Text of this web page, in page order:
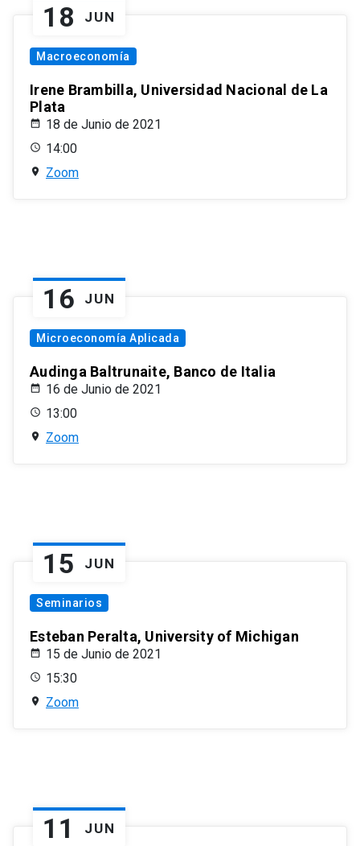
18 JUN
Macroeconomía
Irene Brambilla, Universidad Nacional de La
Plata
18 de Junio de 2021
14:00
Zoom
16 JUN
Microeconomía Aplicada
Audinga Baltrunaite, Banco de Italia
16 de Junio de 2021
13:00
Zoom
15 JUN
Seminarios
Esteban Peralta, University of Michigan
15 de Junio de 2021
15:30
Zoom
11 JUN